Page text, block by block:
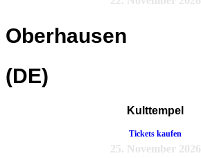
Oberhausen
(DE)
Kulttempel
Tickets kaufen
25. November 2026